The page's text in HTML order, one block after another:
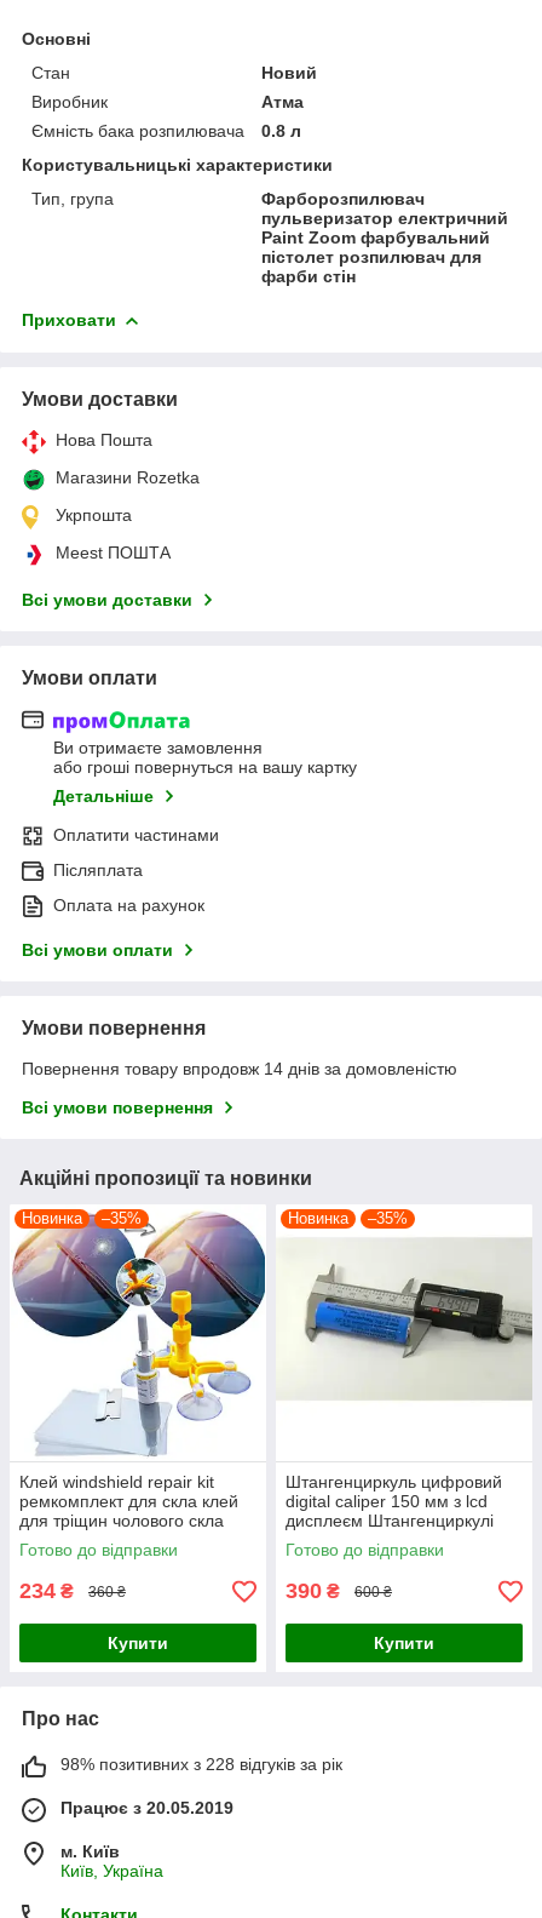
Основні
Стан
Новий
Виробник
Атма
Ємність бака розпилювача
0.8 л
Користувальницькі характеристики
Тип, група
Фарборозпилювач
пульверизатор електричний
Paint Zoom фарбувальний
пістолет розпилювач для
фарби стін
Приховати
Умови доставки
Нова Пошта
Магазини Rozetka
Укрпошта
Meest ПОШТА
Всі умови доставки
Умови оплати
Ви отримаєте замовлення
або гроші повернуться на вашу картку
Детальніше
Оплатити частинами
Післяплата
Оплата на рахунок
Всі умови оплати
Умови повернення
Повернення товару впродовж 14 днів за домовленістю
Всі умови повернення
Акційні пропозиції та новинки
Новинка –35%
Клей windshield repair kit
ремкомплект для скла клей
для тріщин чолового скла
автомобіля
Готово до відправки
234 ₴ 360 ₴
Купити
Новинка –35%
Штангенциркуль цифровий
digital caliper 150 мм з lcd
дисплеєм Штангенциркулі
циферблатні металеві
Готово до відправки
390 ₴ 600 ₴
Купити
Про нас
98% позитивних з 228 відгуків за рік
Працює з 20.05.2019
м. Київ
Київ, Україна